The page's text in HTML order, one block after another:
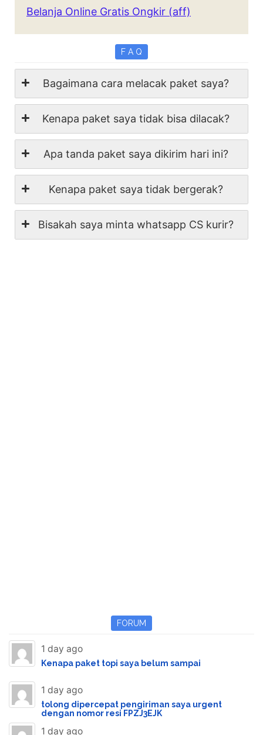
Belanja Online Gratis Ongkir (aff)
F A Q
Bagaimana cara melacak paket saya?
Kenapa paket saya tidak bisa dilacak?
Apa tanda paket saya dikirim hari ini?
Kenapa paket saya tidak bergerak?
Bisakah saya minta whatsapp CS kurir?
FORUM
1 day ago
Kenapa paket topi saya belum sampai
1 day ago
tolong dipercepat pengiriman saya urgent
dengan nomor resi FPZJ3EJK
1 day ago